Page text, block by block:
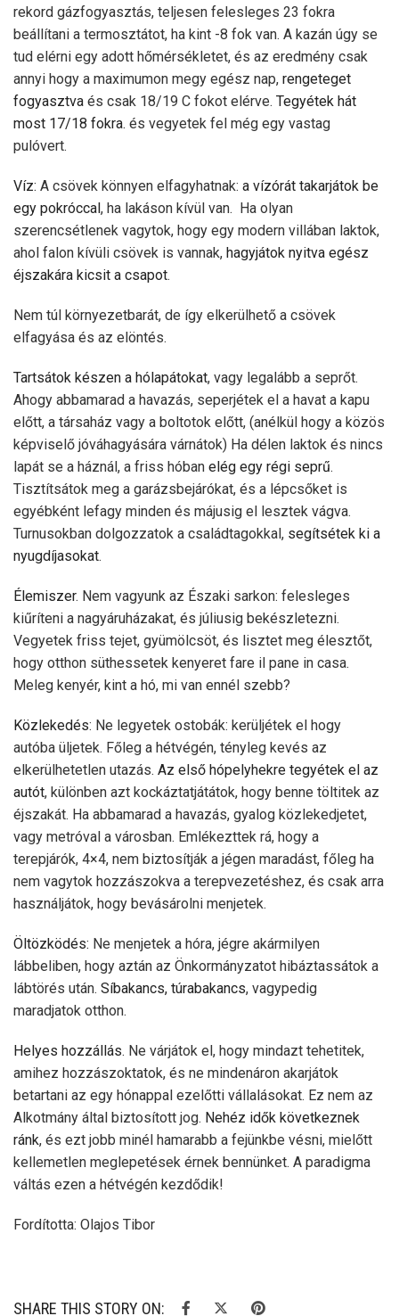
rekord gázfogyasztás, teljesen felesleges 23 fokra
beállítani a termosztátot, ha kint -8 fok van. A kazán úgy se
tud elérni egy adott hőmérsékletet, és az eredmény csak
annyi hogy a maximumon megy egész nap, rengeteget
fogyasztva és csak 18/19 C fokot elérve. Tegyétek hát
most 17/18 fokra. és vegyetek fel még egy vastag
pulóvert.
Víz: A csövek könnyen elfagyhatnak: a vízórát takarjátok be
egy pokróccal, ha lakáson kívül van. Ha olyan
szerencsétlenek vagytok, hogy egy modern villában laktok,
ahol falon kívüli csövek is vannak, hagyjátok nyitva egész
éjszakára kicsit a csapot.
Nem túl környezetbarát, de így elkerülhető a csövek
elfagyása és az elöntés.
Tartsátok készen a hólapátokat, vagy legalább a seprőt.
Ahogy abbamarad a havazás, seperjétek el a havat a kapu
előtt, a társaház vagy a boltotok előtt, (anélkül hogy a közös
képviselő jóváhagyására várnátok) Ha délen laktok és nincs
lapát se a háznál, a friss hóban elég egy régi seprű.
Tisztítsátok meg a garázsbejárókat, és a lépcsőket is
egyébként lefagy minden és májusig el lesztek vágva.
Turnusokban dolgozzatok a családtagokkal, segítsétek ki a
nyugdíjasokat.
Élemiszer. Nem vagyunk az Északi sarkon: felesleges
kiűríteni a nagyáruházakat, és júliusig bekészletezni.
Vegyetek friss tejet, gyümölcsöt, és lisztet meg élesztőt,
hogy otthon süthessetek kenyeret fare il pane in casa.
Meleg kenyér, kint a hó, mi van ennél szebb?
Közlekedés: Ne legyetek ostobák: kerüljétek el hogy
autóba üljetek. Főleg a hétvégén, tényleg kevés az
elkerülhetetlen utazás. Az első hópelyhekre tegyétek el az
autót, különben azt kockáztatjátátok, hogy benne töltitek az
éjszakát. Ha abbamarad a havazás, gyalog közlekedjetet,
vagy metróval a városban. Emlékezttek rá, hogy a
terepjárók, 4×4, nem biztosítják a jégen maradást, főleg ha
nem vagytok hozzászokva a terepvezetéshez, és csak arra
használjátok, hogy bevásárolni menjetek.
Öltözködés: Ne menjetek a hóra, jégre akármilyen
lábbeliben, hogy aztán az Önkormányzatot hibáztassátok a
lábtörés után. Síbakancs, túrabakancs, vagypedig
maradjatok otthon.
Helyes hozzállás. Ne várjátok el, hogy mindazt tehetitek,
amihez hozzászoktatok, és ne mindenáron akarjátok
betartani az egy hónappal ezelőtti vállalásokat. Ez nem az
Alkotmány által biztosított jog. Nehéz idők következnek
ránk, és ezt jobb minél hamarabb a fejünkbe vésni, mielőtt
kellemetlen meglepetések érnek bennünket. A paradigma
váltás ezen a hétvégén kezdődik!
Fordította: Olajos Tibor
SHARE THIS STORY ON: